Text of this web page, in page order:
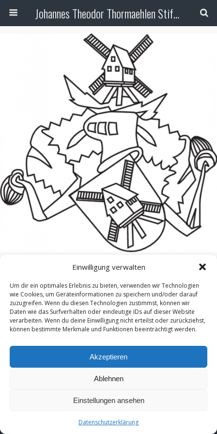
Einwilligung verwalten
Um dir ein optimales Erlebnis zu bieten, verwenden wir Technologien
wie Cookies, um Geräteinformationen zu speichern und/oder darauf
zuzugreifen. Wenn du diesen Technologien zustimmst, können wir
Daten wie das Surfverhalten oder eindeutige IDs auf dieser Website
verarbeiten. Wenn du deine Einwilligung nicht erteilst oder zurückziehst,
können bestimmte Merkmale und Funktionen beeinträchtigt werden.
Akzeptieren
Ablehnen
Einstellungen ansehen
Datenschutzerklärung
Johannes Theodor Thormaehlen Stiftung
« vorherige in Galerie
Zum Seitenanfang
Mobil Desktop
[year]